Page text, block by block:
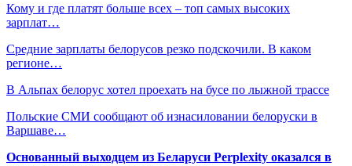
Кому и где платят больше всех – топ самых высоких
зарплат…
Средние зарплаты белорусов резко подскочили. В каком
регионе…
В Альпах белорус хотел проехать на бусе по лыжной трассе
Польские СМИ сообщают об изнасиловании белоруски в
Варшаве…
Основанный выходцем из Беларуси Perplexity оказался в